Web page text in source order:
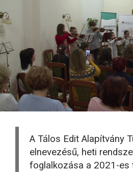
A Tálos Edit Alapítvány
elnevezésű, heti
foglalkozása a 2021-es